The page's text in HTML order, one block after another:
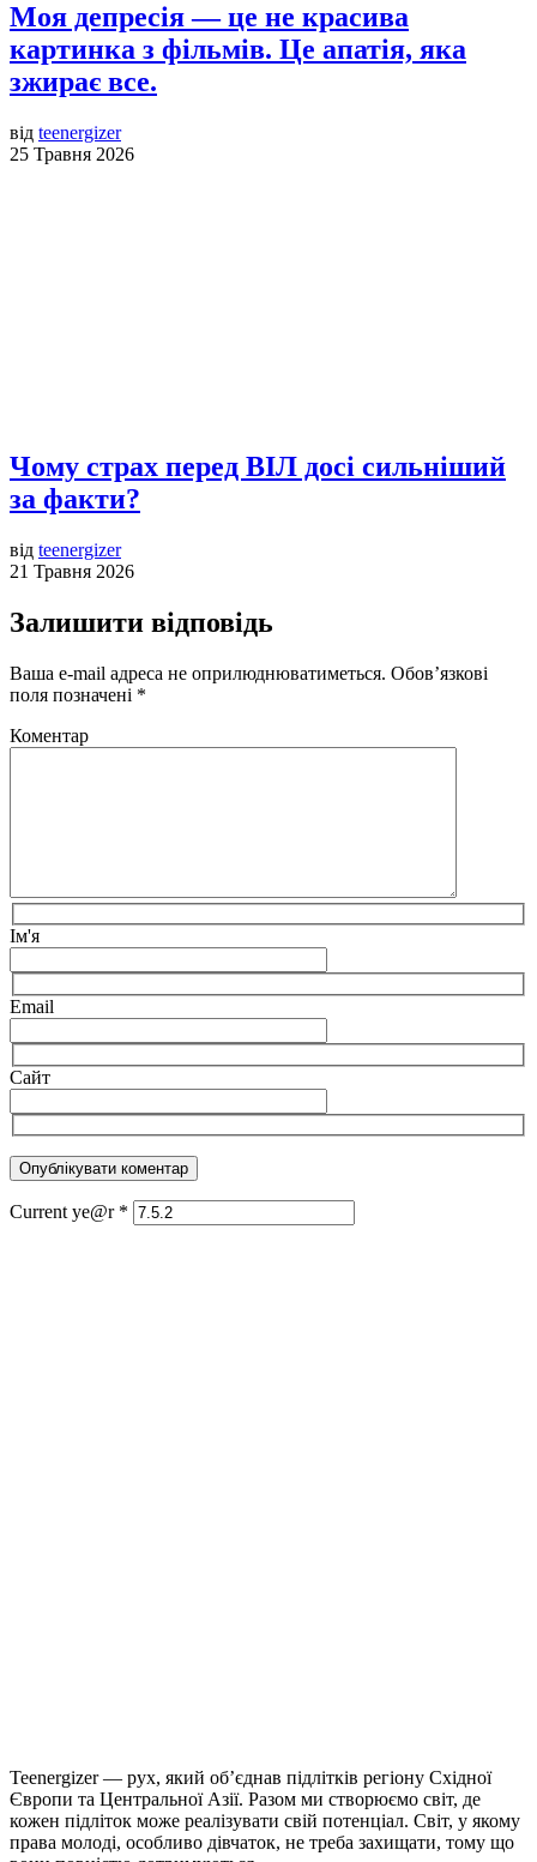
Моя депресія — це не красива
картинка з фільмів. Це апатія, яка
зжирає все.
від teenergizer
25 Травня 2026
Чому страх перед ВІЛ досі сильніший
за факти?
від teenergizer
21 Травня 2026
Залишити відповідь
Ваша e-mail адреса не оприлюднюватиметься. Обов’язкові
поля позначені *
Коментар
Ім'я
Email
Сайт
Current ye@r *
Teenergizer — рух, який об’єднав підлітків регіону Східної
Європи та Центральної Азії. Разом ми створюємо світ, де
кожен підліток може реалізувати свій потенціал. Світ, у якому
права молоді, особливо дівчаток, не треба захищати, тому що